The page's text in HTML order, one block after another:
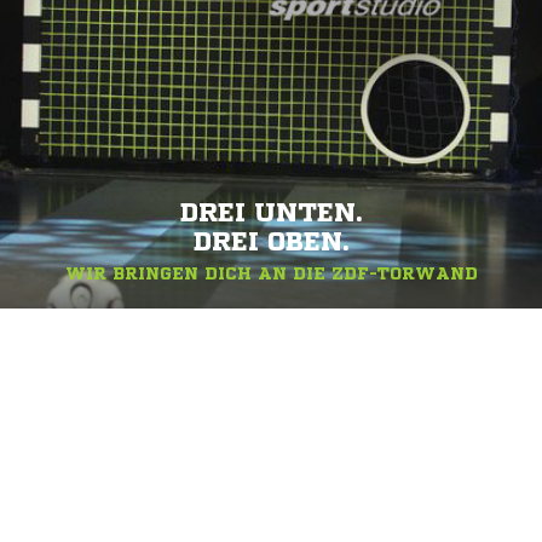
DREI UNTEN.
DREI OBEN.
WIR BRINGEN DICH AN DIE ZDF-TORWAND